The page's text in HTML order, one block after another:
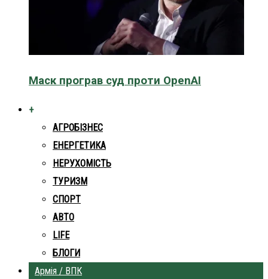
Маск програв суд проти OpenAI
+
АГРОБІЗНЕС
ЕНЕРГЕТИКА
НЕРУХОМІСТЬ
ТУРИЗМ
СПОРТ
АВТО
LIFE
БЛОГИ
Армія / ВПК